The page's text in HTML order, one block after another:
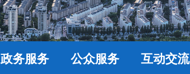
政务服务 公众服务 互动交流